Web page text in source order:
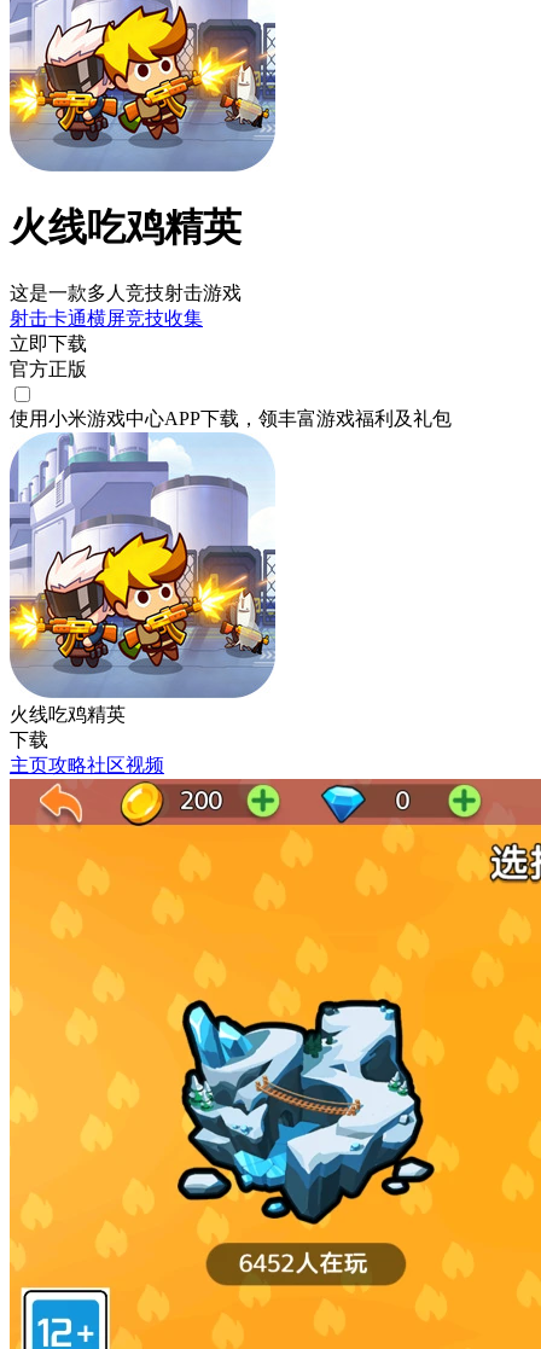
火线吃鸡精英
这是一款多人竞技射击游戏
射击卡通横屏竞技收集
立即下载
官方正版
使用小米游戏中心APP下载 ，领丰富游戏福利 及礼包
火线吃鸡精英
下载
主页攻略社区视频